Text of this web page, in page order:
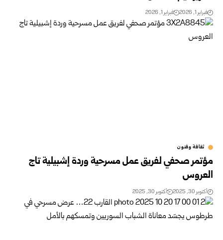
فبراير 1, 2026 فبراير 1, 2026
ثقافة وفنون
مؤتمر صحفي لفريق عمل مسرحية وردة إشبيلية تاج
العروس
أكتوبر 30, 2025 أكتوبر 30, 2025